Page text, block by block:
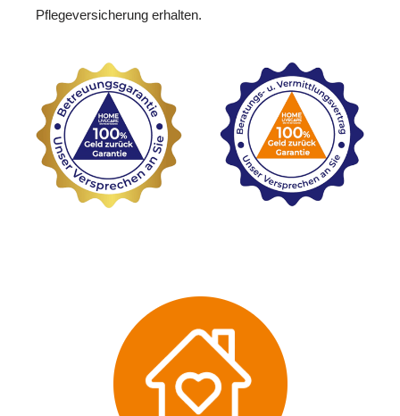
Pflegeversicherung erhalten.